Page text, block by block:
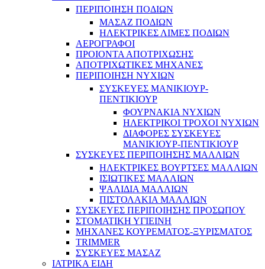
ΠΕΡΙΠΟΙΗΣΗ ΠΟΔΙΩΝ
ΜΑΣΑΖ ΠΟΔΙΩΝ
ΗΛΕΚΤΡΙΚΕΣ ΛΙΜΕΣ ΠΟΔΙΩΝ
ΑΕΡΟΓΡΑΦΟΙ
ΠΡΟΙΟΝΤΑ ΑΠΟΤΡΙΧΩΣΗΣ
ΑΠΟΤΡΙΧΩΤΙΚΕΣ ΜΗΧΑΝΕΣ
ΠΕΡΙΠΟΙΗΣΗ ΝΥΧΙΩΝ
ΣΥΣΚΕΥΕΣ ΜΑΝΙΚΙΟΥΡ-
ΠΕΝΤΙΚΙΟΥΡ
ΦΟΥΡΝΑΚΙΑ ΝΥΧΙΩΝ
ΗΛΕΚΤΡΙΚΟΙ ΤΡΟΧΟΙ ΝΥΧΙΩΝ
ΔΙΑΦΟΡΕΣ ΣΥΣΚΕΥΕΣ
ΜΑΝΙΚΙΟΥΡ-ΠΕΝΤΙΚΙΟΥΡ
ΣΥΣΚΕΥΕΣ ΠΕΡΙΠΟΙΗΣΗΣ ΜΑΛΛΙΩΝ
ΗΛΕΚΤΡΙΚΕΣ ΒΟΥΡΤΣΕΣ ΜΑΛΛΙΩΝ
ΙΣΙΩΤΙΚΕΣ ΜΑΛΛΙΩΝ
ΨΑΛΙΔΙΑ ΜΑΛΛΙΩΝ
ΠΙΣΤΟΛΑΚΙΑ ΜΑΛΛΙΩΝ
ΣΥΣΚΕΥΕΣ ΠΕΡΙΠΟΙΗΣΗΣ ΠΡΟΣΩΠΟΥ
ΣΤΟΜΑΤΙΚΗ ΥΓΙΕΙΝΗ
ΜΗΧΑΝΕΣ ΚΟΥΡΕΜΑΤΟΣ-ΞΥΡΙΣΜΑΤΟΣ
TRIMMER
ΣΥΣΚΕΥΕΣ ΜΑΣΑΖ
ΙΑΤΡΙΚΑ ΕΙΔΗ